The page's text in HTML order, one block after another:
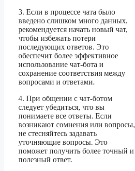
3. Если в процессе чата было
введено слишком много данных,
рекомендуется начать новый чат,
чтобы избежать потери
последующих ответов. Это
обеспечит более эффективное
использование чат-бота и
сохранение соответствия между
вопросами и ответами.
4. При общении с чат-ботом
следует убедиться, что вы
понимаете все ответы. Если
возникают сомнения или вопросы,
не стесняйтесь задавать
уточняющие вопросы. Это
поможет получить более точный и
полезный ответ.